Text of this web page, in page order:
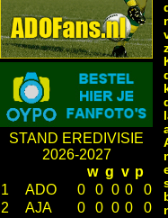
STAND EREDIVISIE
2026-2027
w g v p
1
ADO 0 0 0 0
0
2
AJA 0 0 0 0
0